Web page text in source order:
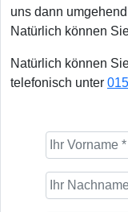
uns dann
Natürlich können
Natürlich können
telefonisch unter